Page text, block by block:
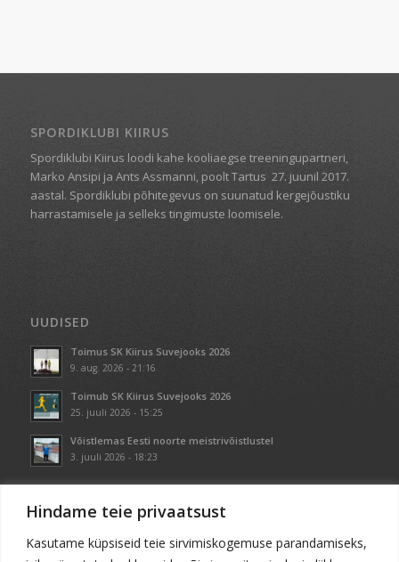
Hindame teie privaatsust
Kasutame küpsiseid teie sirvimiskogemuse parandamiseks,
SPORDIKLUBI KIIRUS
Spordiklubi Kiirus loodi kahe kooliaegse treeningupartneri,
Marko Ansipi ja Ants Assmanni, poolt Tartus 27. juunil 2017.
aastal. Spordiklubi põhitegevus on suunatud kergejõustiku
harrastamisele ja selleks tingimuste loomisele.
UUDISED
Toimus SK Kiirus Suvejooks 2026
9. aug. 2026 - 21:16
Toimub SK Kiirus Suvejooks 2026
25. juuli 2026 - 15:25
Võistlemas Eesti noorte meistrivõistlustel
3. juuli 2026 - 18:23
KONTAKT